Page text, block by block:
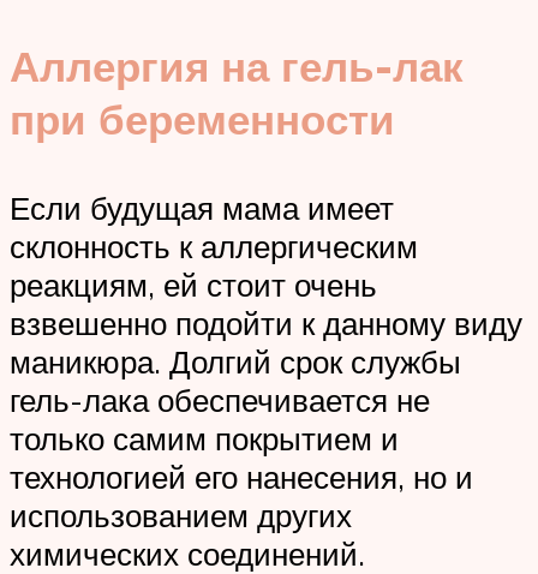
Аллергия на гель-лак
при беременности
Если будущая мама имеет
склонность к аллергическим
реакциям, ей стоит очень
взвешенно подойти к данному виду
маникюра. Долгий срок службы
гель-лака обеспечивается не
только самим покрытием и
технологией его нанесения, но и
использованием других
химических соединений.